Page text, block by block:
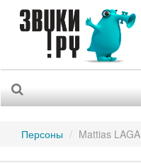
Персоны Mattias LAGA